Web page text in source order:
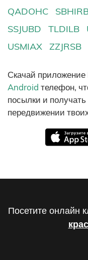
QADOHC
SSJUBD
TLDILB
USMIAX
ZZJRSB
Скачай
Android телефон,
посылки и
передвижении
Посетите онлайн